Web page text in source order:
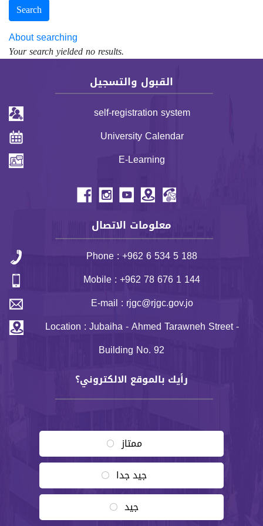
Search
About searching
Your search yielded no results.
القبول والتسجيل
self-registration system
University Calendar
E-Learning
معلومات الاتصال
Phone : +962 6 534 5 188
Mobile : +962 78 676 1 144
E-mail : rjgc@rjgc.gov.jo
Location : Jubaiha - Ahmed Tarawneh Street -
Building No. 92
رأيك بالموقع الالكتروني؟
Choicesممتاز
جيد جدا
جيد